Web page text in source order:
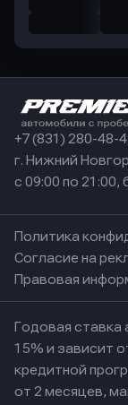
+7 (831) 280-48-
г. Нижний
с 09:00 по 21:00,
Политика
Согласие на
Правовая
Годовая ставка
15% и зависит
кредитной
от 2 месяцев,